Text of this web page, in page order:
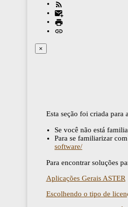
×
Esta seção foi criada para
Se você não está
Para se familiarizar
software/
Para encontrar soluções
Aplicações Gerais ASTER
Escolhendo o tipo de